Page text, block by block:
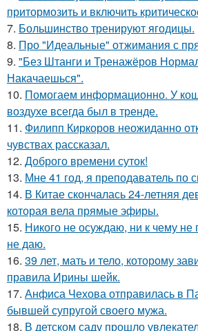
притормозить и включить
7. Большинство тренируют ягодицы.
8. Про "Идеальные" отжимания с
9. "Без Штанги и Тренажёров
Накачаешься".
10. Помогаем информационно. У
воздухе всегда был в тренде.
11. Филипп Киркоров неожиданно
чувствах рассказал.
12. Доброго времени суток!
13. Мне 41 год, я преподаватель по
14. В Китае скончалась 24-летняя
которая вела прямые эфиры.
15. Никого не осуждаю, ни к чему не
не даю.
16. 39 лет, мать и тело, которому
правила Ирины шейк.
17. Анфиса Чехова отправилась в
бывшей супругой своего мужа.
18. В детском саду прошло